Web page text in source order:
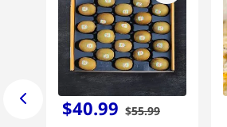
$40.99 $55.99